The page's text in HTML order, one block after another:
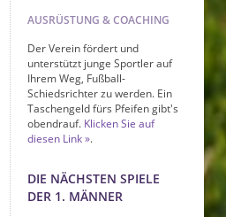
AUSRÜSTUNG & COACHING
Der Verein fördert und
unterstützt junge Sportler auf
Ihrem Weg, Fußball-
Schiedsrichter zu werden. Ein
Taschengeld fürs Pfeifen gibt's
obendrauf. Klicken Sie auf
diesen Link .
DIE NÄCHSTEN SPIELE
DER 1. MÄNNER